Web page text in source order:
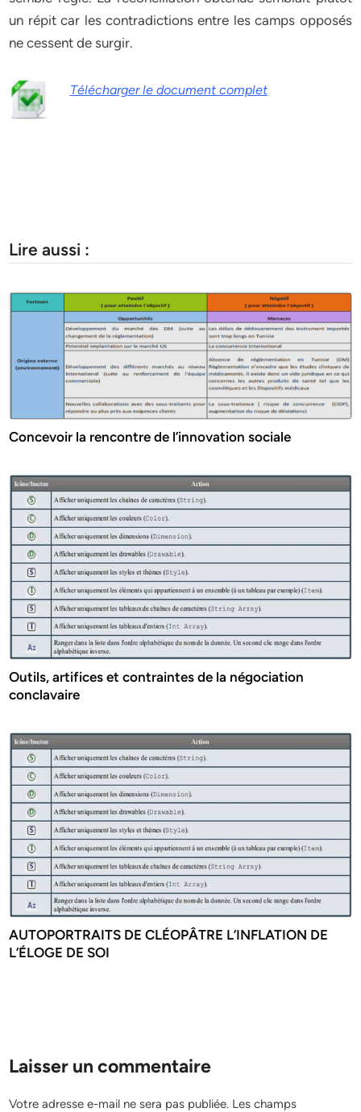
un répit car les contradictions entre les camps opposés
ne cessent de surgir.
Télécharger le document complet
Lire aussi :
Concevoir la rencontre de l’innovation sociale
Outils, artifices et contraintes de la négociation
conclavaire
AUTOPORTRAITS DE CLÉOPÂTRE L’INFLATION DE
L’ÉLOGE DE SOI
Laisser un commentaire
Votre adresse e-mail ne sera pas publiée. Les champs